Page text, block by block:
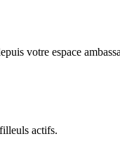
votre espace
actifs.